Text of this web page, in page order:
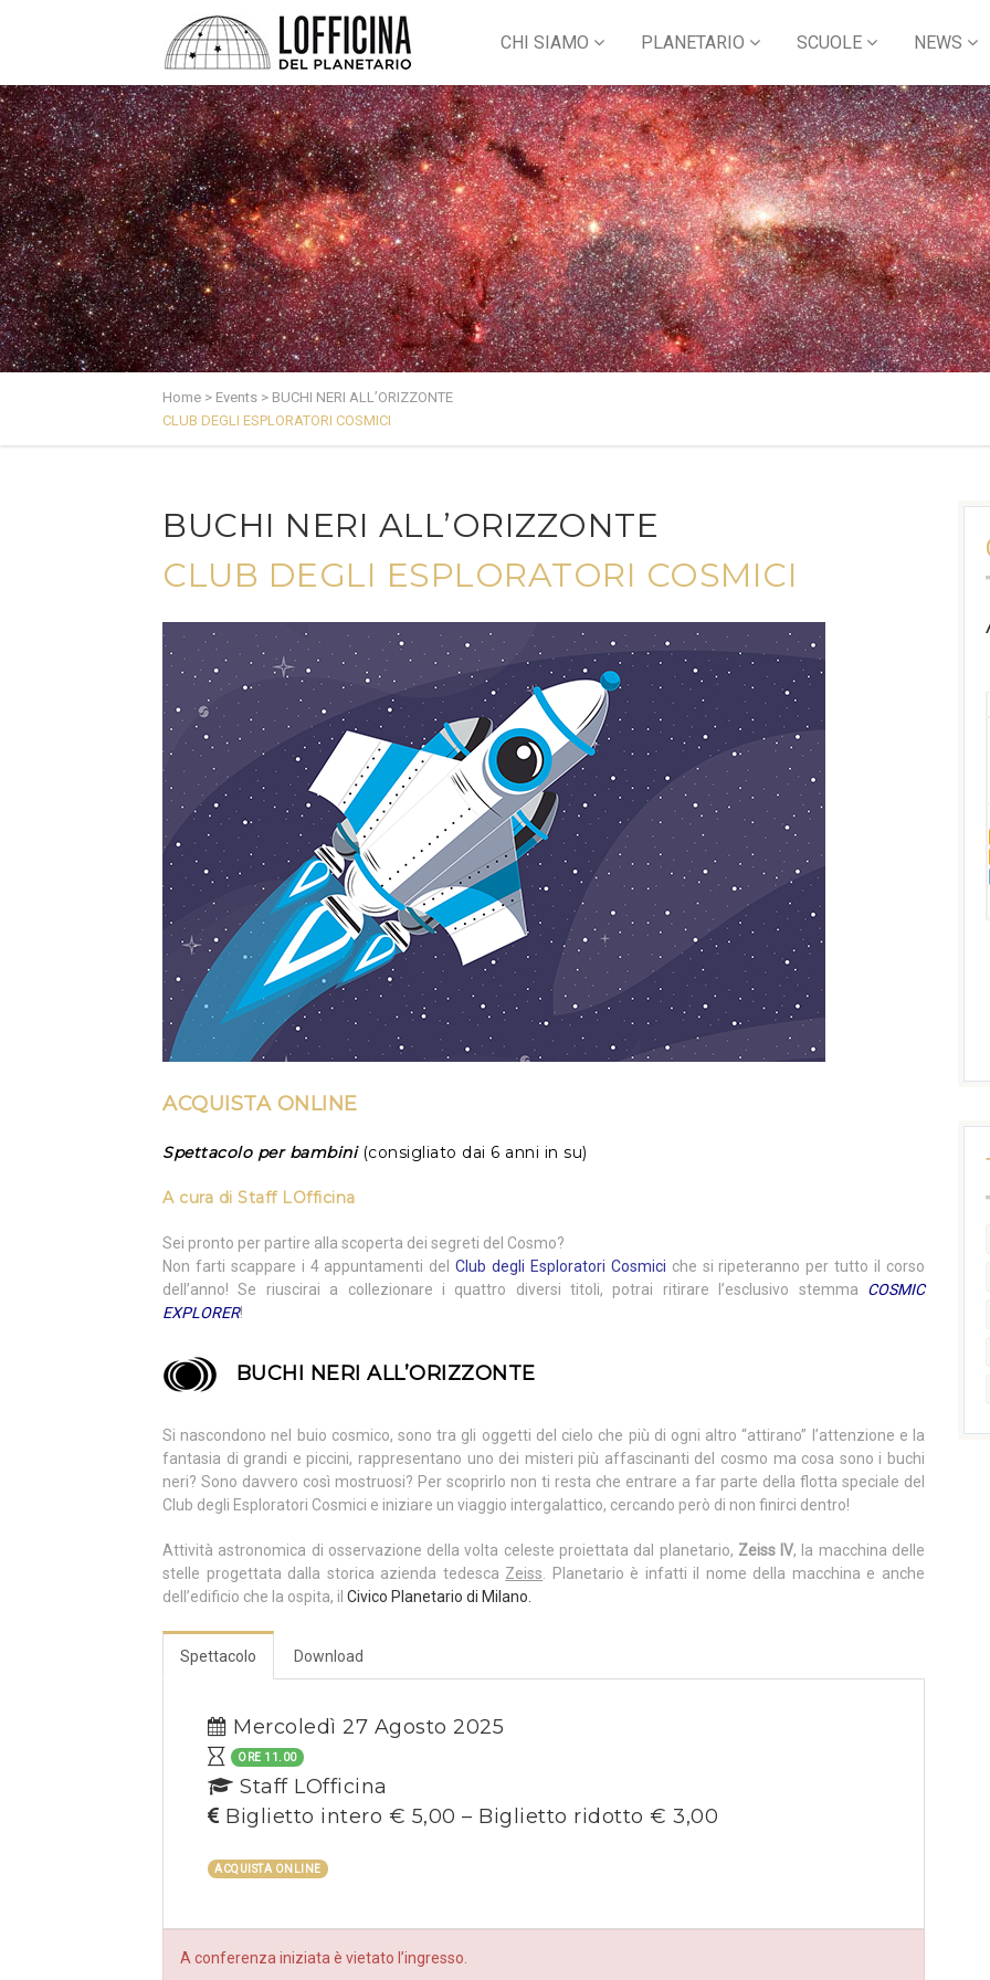
CHI SIAMO PLANETARIO SCUOLE NEWS
Home > Events > BUCHI NERI ALL’ORIZZONTE
CLUB DEGLI ESPLORATORI COSMICI
BUCHI NERI ALL’ORIZZONTE
CLUB DEGLI ESPLORATORI COSMICI
ACQUISTA ONLINE
Spettacolo per bambini(consigliato dai 6 anni in su)
A cura di Staff LOfficina
Sei pronto per partire alla scoperta dei segreti del Cosmo?
Non farti scappare i 4 appuntamenti delClub degli Esploratori Cosmici che si ripeteranno per tutto il corso
dell’anno! Se riuscirai a collezionare i quattro diversi titoli, potrai ritirare l’esclusivo stemma COSMIC
EXPLORER!
BUCHI NERI ALL’ORIZZONTE
Si nascondono nel buio cosmico, sono tra gli oggetti del cielo che più di ogni altro “attirano” l’attenzione e la
fantasia di grandi e piccini, rappresentano uno dei misteri più affascinanti del cosmo ma cosa sono i buchi
neri? Sono davvero così mostruosi? Per scoprirlo non ti resta che entrare a far parte della flotta speciale del
Club degli Esploratori Cosmici e iniziare un viaggio intergalattico, cercando però di non finirci dentro!
Attività astronomica di osservazione della volta celeste proiettata dal planetario, Zeiss IV, la macchina delle
stelle progettata dalla storica azienda tedesca Zeiss . Planetario è infatti il nome della macchina e anche
dell’edificio che la ospita, il Civico Planetario di Milano.
Spettacolo Download
Mercoledì 27 Agosto 2025
ORE 11.00
Staff LOfficina
Biglietto intero € 5,00 – Biglietto ridotto € 3,00
ACQUISTA ONLINE
A conferenza iniziata è vietato l’ingresso.